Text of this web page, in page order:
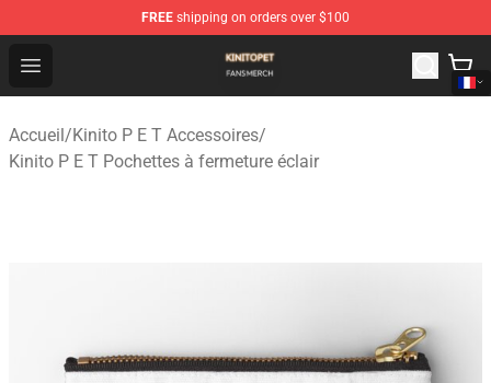
FREE shipping on orders over $100
Open menu
Kinito P E T Shop - Official Kinito P E T Merchandise
Accueil/Kinito P E T Accessoires/
Kinito P E T Pochettes à fermeture éclair